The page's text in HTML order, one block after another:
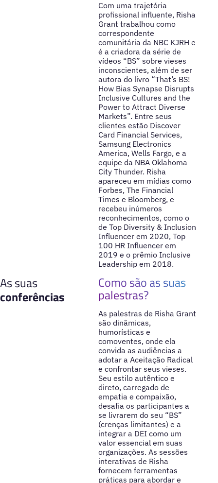
Com uma trajetória
profissional influente, Risha
Grant trabalhou como
correspondente
comunitária da NBC KJRH e
é a criadora da série de
vídeos “BS” sobre vieses
inconscientes, além de ser
autora do livro “That’s BS!
How Bias Synapse Disrupts
Inclusive Cultures and the
Power to Attract Diverse
Markets”. Entre seus
clientes estão Discover
Card Financial Services,
Samsung Electronics
America, Wells Fargo, e a
equipe da NBA Oklahoma
City Thunder. Risha
apareceu em mídias como
Forbes, The Financial
Times e Bloomberg, e
recebeu inúmeros
reconhecimentos, como o
de Top Diversity & Inclusion
Influencer em 2020, Top
100 HR Influencer em
2019 e o prêmio Inclusive
Leadership em 2018.
As suas
conferências
Como são as suas
palestras?
As palestras de Risha Grant
são dinâmicas,
humorísticas e
comoventes, onde ela
convida as audiências a
adotar a Aceitação Radical
e confrontar seus vieses.
Seu estilo autêntico e
direto, carregado de
empatia e compaixão,
desafia os participantes a
se livrarem do seu “BS”
(crenças limitantes) e a
integrar a DEI como um
valor essencial em suas
organizações. As sessões
interativas de Risha
fornecem ferramentas
práticas para abordar e